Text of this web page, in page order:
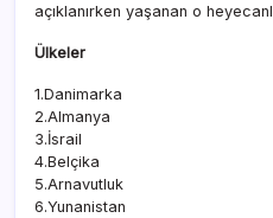
açıklanırken yaşanan o
Ülkeler
1.Danimarka
2.Almanya
3.İsrail
4.Belçika
5.Arnavutluk
6.Yunanistan